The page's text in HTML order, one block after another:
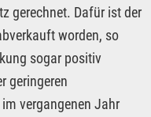
gerechnet. Dafür ist der
worden, so
sogar positiv
geringeren
vergangenen Jahr